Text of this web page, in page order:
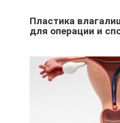
Пластика
для операции и